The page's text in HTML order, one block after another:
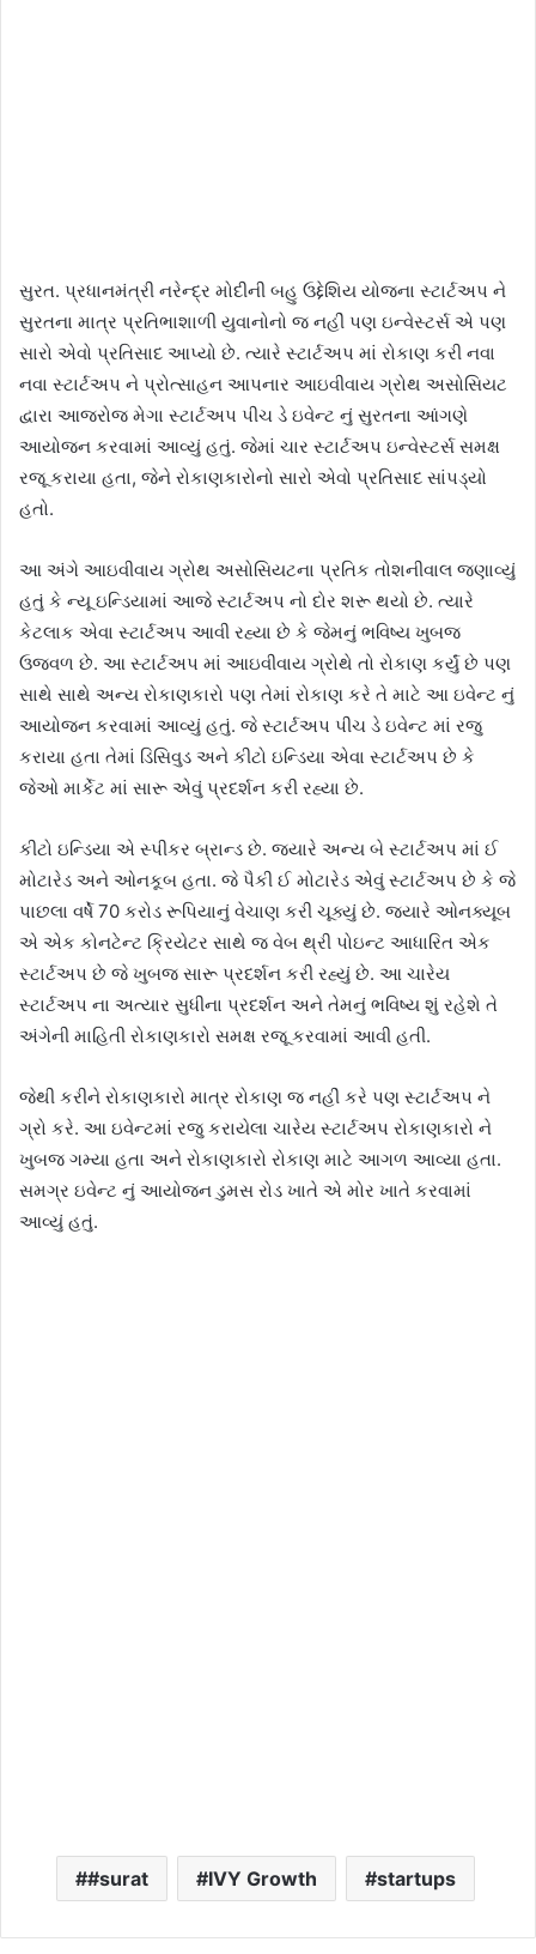
સુરત. પ્રધાનમંત્રી નરેન્દ્ર મોદીની બહુ ઉદ્દેશિય યોજના સ્ટાર્ટઅપ ને
સુરતના માત્ર પ્રતિભાશાળી યુવાનોનો જ નહીં પણ ઇન્વેસ્ટર્સ એ પણ
સારો એવો પ્રતિસાદ આપ્યો છે. ત્યારે સ્ટાર્ટઅપ માં રોકાણ કરી નવા
નવા સ્ટાર્ટઅપ ને પ્રોત્સાહન આપનાર આઇવીવાય ગ્રોથ અસોસિયટ
દ્વારા આજરોજ મેગા સ્ટાર્ટઅપ પીચ ડે ઇવેન્ટ નું સુરતના આંગણે
આયોજન કરવામાં આવ્યું હતું. જેમાં ચાર સ્ટાર્ટઅપ ઇન્વેસ્ટર્સ સમક્ષ
રજૂ કરાયા હતા, જેને રોકાણકારોનો સારો એવો પ્રતિસાદ સાંપડ્યો
હતો.
આ અંગે આઇવીવાય ગ્રોથ અસોસિયટના પ્રતિક તોશનીવાલ જણાવ્યું
હતું કે ન્યૂ ઇન્ડિયામાં આજે સ્ટાર્ટઅપ નો દોર શરૂ થયો છે. ત્યારે
કેટલાક એવા સ્ટાર્ટઅપ આવી રહ્યા છે કે જેમનું ભવિષ્ય ખુબજ
ઉજ્વળ છે. આ સ્ટાર્ટઅપ માં આઇવીવાય ગ્રોથે તો રોકાણ કર્યું છે પણ
સાથે સાથે અન્ય રોકાણકારો પણ તેમાં રોકાણ કરે તે માટે આ ઇવેન્ટ નું
આયોજન કરવામાં આવ્યું હતું. જે સ્ટાર્ટઅપ પીચ ડે ઇવેન્ટ માં રજુ
કરાયા હતા તેમાં ડિસિવુડ અને કીટો ઇન્ડિયા એવા સ્ટાર્ટઅપ છે કે
જેઓ માર્કેટ માં સારૂ એવું પ્રદર્શન કરી રહ્યા છે.
કીટો ઇન્ડિયા એ સ્પીકર બ્રાન્ડ છે. જ્યારે અન્ય બે સ્ટાર્ટઅપ માં ઈ
મોટારેડ અને ઓનકૂબ હતા. જે પૈકી ઈ મોટારેડ એવું સ્ટાર્ટઅપ છે કે જે
પાછલા વર્ષે 70 કરોડ રૂપિયાનું વેચાણ કરી ચૂક્યું છે. જ્યારે ઓનક્યૂબ
એ એક કોનટેન્ટ ક્રિયેટર સાથે જ વેબ થ્રી પોઇન્ટ આધારિત એક
સ્ટાર્ટઅપ છે જે ખુબજ સારૂ પ્રદર્શન કરી રહ્યું છે. આ ચારેય
સ્ટાર્ટઅપ ના અત્યાર સુધીના પ્રદર્શન અને તેમનું ભવિષ્ય શું રહેશે તે
અંગેની માહિતી રોકાણકારો સમક્ષ રજૂ કરવામાં આવી હતી.
જેથી કરીને રોકાણકારો માત્ર રોકાણ જ નહીં કરે પણ સ્ટાર્ટઅપ ને
ગ્રો કરે. આ ઇવેન્ટમાં રજુ કરાયેલા ચારેય સ્ટાર્ટઅપ રોકાણકારો ને
ખુબજ ગમ્યા હતા અને રોકાણકારો રોકાણ માટે આગળ આવ્યા હતા.
સમગ્ર ઇવેન્ટ નું આયોજન ડુમસ રોડ ખાતે એ મોર ખાતે કરવામાં
આવ્યું હતું.
#surat IVY Growth startups